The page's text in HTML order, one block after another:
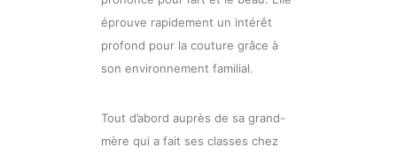
éprouve rapidement un intérêt
profond pour la couture grâce à
son environnement familial.
Tout d’abord auprès de sa grand-
mère qui a fait ses classes chez